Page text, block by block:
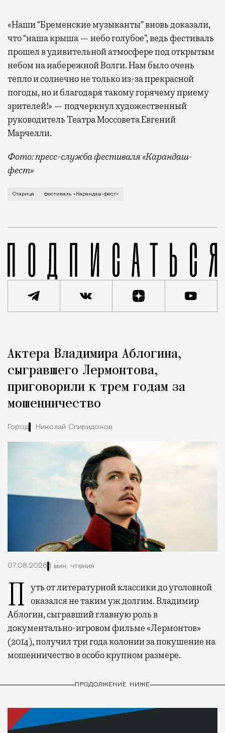
«Наши “Бременские музыканты” вновь доказали,
что “наша крыша — небо голубое”, ведь фестиваль
прошел в удивительной атмосфере под открытым
небом на набережной Волги. Нам было очень
тепло и солнечно не только из-за прекрасной
погоды, но и благодаря такому горячему приему
зрителей!» — подчеркнул художественный
руководитель Театра Моссовета Евгений
Марчелли.
Фото: пресс-служба фестиваля «Карандаш-
фест»
В минувший уикенд маленькая Старица в
Старица фестиваль «Карандаш-фест»
Город
Актера Владимира Аблогина,
сыгравшего Лермонтова,
приговорили к трем годам за
мошенничество
Город Николай Спиридонов
07.08.2026 1 мин. чтения
Путь от литературной классики до уголовной оказался не таким уж долгим. Владимир
Аблогин, сыгравший главную роль в
документально-игровом фильме «Лермонтов»
(2014), получил три года колонии за покушение на
мошенничество в особо крупном размере.
ПРОДОЛЖЕНИЕ НИЖЕ